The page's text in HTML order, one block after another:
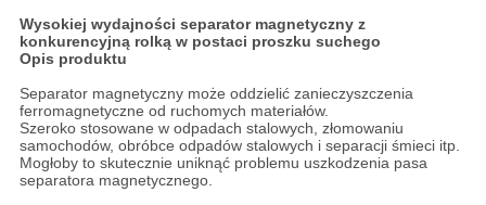
Wysokiej wydajności separator magnetyczny z
konkurencyjną rolką w postaci proszku suchego
Opis produktu
Separator magnetyczny może oddzielić zanieczyszczenia
ferromagnetyczne od ruchomych materiałów.
Szeroko stosowane w odpadach stalowych, złomowaniu
samochodów, obróbce odpadów stalowych i separacji śmieci itp.
Mogłoby to skutecznie uniknąć problemu uszkodzenia pasa
separatora magnetycznego.